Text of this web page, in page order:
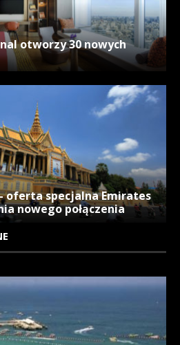
otworzy 30 nowych
oferta specjalna Emirates
nowego połączenia